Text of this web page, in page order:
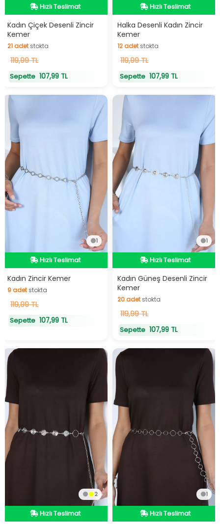
Hızlı Teslimat
Hızlı Teslimat
Kadın Çiçek Desenli Zincir
Kemer
21adetstokta
21adetstokta
119,99 TL
Sepette 107,99 TL
Hızlı Teslimat
Hızlı Teslimat
Halka Desenli Kadın Zincir
Kemer
12adetstokta
12adetstokta
119,99 TL
Sepette 107,99 TL
1
Hızlı Teslimat
Hızlı Teslimat
Kadın Zincir Kemer
9adetstokta
9adetstokta
119,99 TL
Sepette 107,99 TL
1
Hızlı Teslimat
Hızlı Teslimat
Kadın Güneş Desenli Zincir
Kemer
20adetstokta
20adetstokta
119,99 TL
Sepette 107,99 TL
2
Hızlı Teslimat
1
Hızlı Teslimat